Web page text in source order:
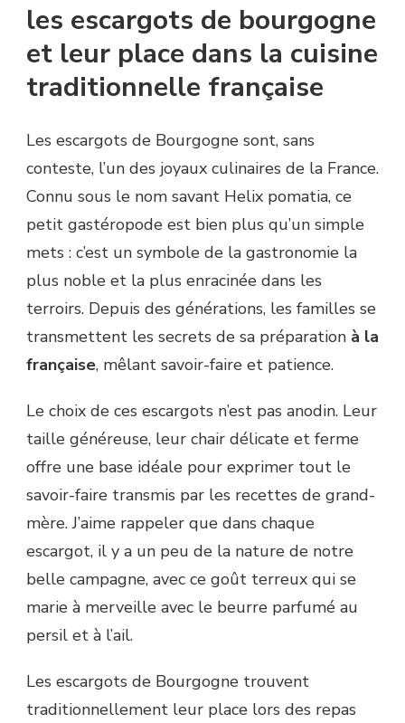
les escargots de bourgogne
et leur place dans la cuisine
traditionnelle française
Les escargots de Bourgogne sont, sans
conteste, l’un des joyaux culinaires de la France.
Connu sous le nom savant Helix pomatia, ce
petit gastéropode est bien plus qu’un simple
mets : c’est un symbole de la gastronomie la
plus noble et la plus enracinée dans les
terroirs. Depuis des générations, les familles se
transmettent les secrets de sa préparation à la
française, mêlant savoir-faire et patience.
Le choix de ces escargots n’est pas anodin. Leur
taille généreuse, leur chair délicate et ferme
offre une base idéale pour exprimer tout le
savoir-faire transmis par les recettes de grand-
mère. J’aime rappeler que dans chaque
escargot, il y a un peu de la nature de notre
belle campagne, avec ce goût terreux qui se
marie à merveille avec le beurre parfumé au
persil et à l’ail.
Les escargots de Bourgogne trouvent
traditionnellement leur place lors des repas